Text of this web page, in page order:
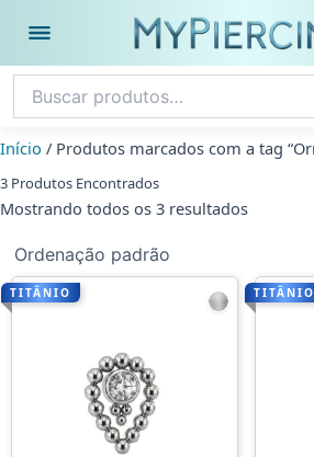
Abrir menu
para
o
conteúdo
Início / Produtos marcados com a tag
3 Produtos Encontrados
Mostrando todos os 3 resultados
TITÂNIO TITÂNIO